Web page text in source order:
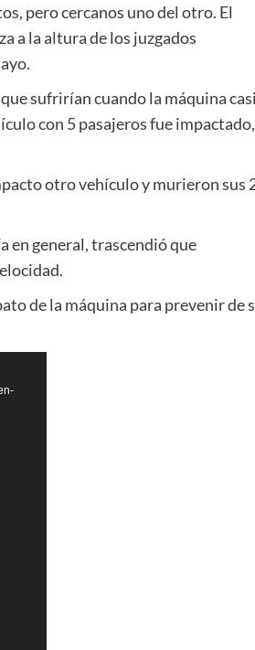
pero cercanos uno del otro. El
a la altura de los juzgados
sufrirían cuando la máquina casi
con 5 pasajeros fue
otro vehículo y murieron sus
en general, trascendió que
de la máquina para prevenir de